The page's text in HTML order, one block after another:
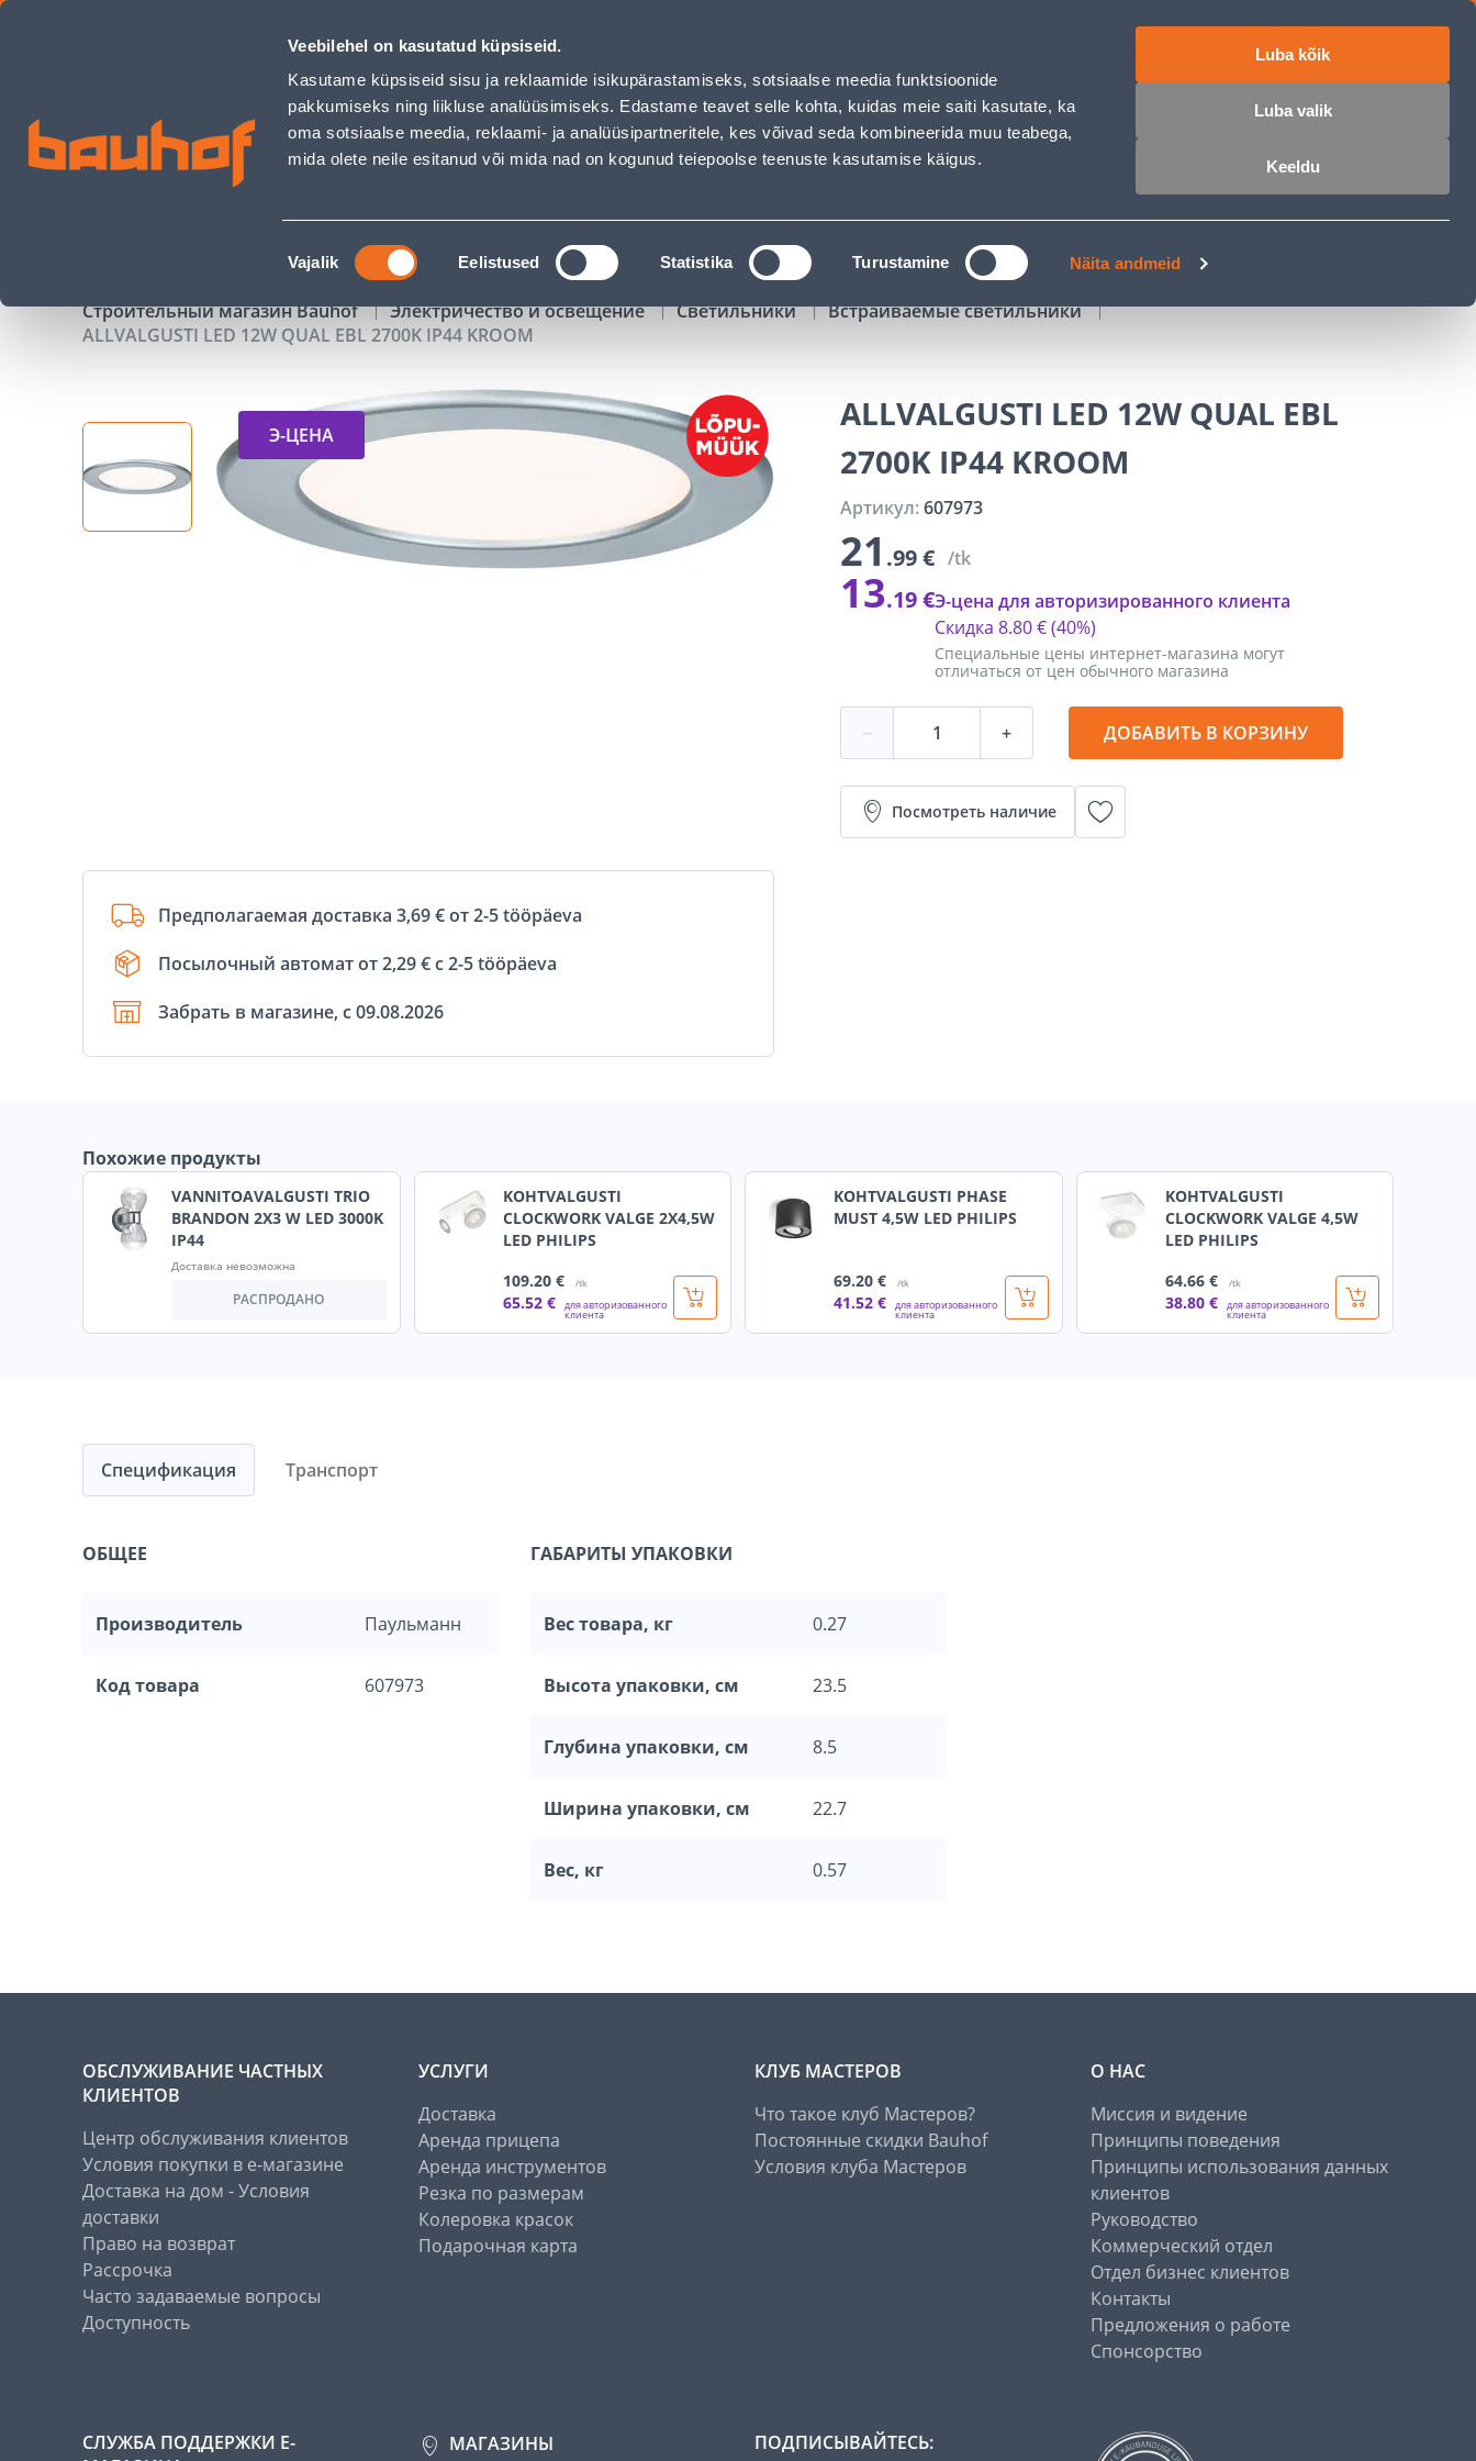
Veebilehel on kasutatud küpsiseid.
Kasutame küpsiseid sisu ja reklaamide isikupärastamiseks, sotsiaalse meedia funktsioonide
pakkumiseks ning liikluse analüüsimiseks. Edastame teavet selle kohta, kuidas meie saiti kasutate, ka
oma sotsiaalse meedia, reklaami- ja analüüsipartneritele, kes võivad seda kombineerida muu teabega,
mida olete neile esitanud või mida nad on kogunud teiepoolse teenuste kasutamise käigus.
Nõusoleku
valik
Vajalik Eelistused Statistika Turustamine Näita andmeid
Luba kõik
Luba valik
Keeldu
ALLVALGUSTI LED 12W QUAL EBL 2700K IP44 KROOM - Bauhof has loaded
Обслуживание бизнес-клиентов Обслуживание частных клиентов Услуги Предложения о работе
ПОИСК
АКЦИИ КАТАЛОГИ АРЕНДА ИНСТРУМЕНТОВ РАССРОЧКА
Строительный магазин Bauhof Электричество и освещение Светильники
Встраиваемые светильники
ALLVALGUSTI LED 12W QUAL EBL 2700K IP44 KROOM
Э-ЦЕНА
Предполагаемая доставка 3,69 € от 2-5 tööpäeva
Посылочный автомат от 2,29 € с 2-5 tööpäeva
Забрать в магазине, с 09.08.2026
ALLVALGUSTI LED 12W QUAL EBL
2700K IP44 KROOM
Артикул:607973
21 .99 € /tk
13.19 €
Специальные цены интернет-магазина могут
отличаться от цен обычного магазина
Скидка 8.80 €(40%)
Э-цена для авторизированного клиента
− + ДОБАВИТЬ В КОРЗИНУ
Посмотреть наличие
Похожие продукты
VANNITOAVALGUSTI TRIO
BRANDON 2X3 W LED 3000K
IP44
Доставка невозможна
РАСПРОДАНО
KOHTVALGUSTI
CLOCKWORK VALGE 2X4,5W
LED PHILIPS
109.20 € /tk
65.52 € для авторизованного
клиента
KOHTVALGUSTI PHASE
MUST 4,5W LED PHILIPS
69.20 € /tk
41.52 € для авторизованного
клиента
KOHTVALGUSTI
CLOCKWORK VALGE 4,5W
LED PHILIPS
64.66 € /tk
38.80 € для авторизованного
клиента
Спецификация
ОБЩЕЕ
Производитель Паульманн
Код товара 607973
ГАБАРИТЫ УПАКОВКИ
Вес товара, кг 0.27
Высота упаковки, см 23.5
Глубина упаковки, см 8.5
Ширина упаковки, см 22.7
Вес, кг 0.57
Транспорт
ОБСЛУЖИВАНИЕ ЧАСТНЫХ
КЛИЕНТОВ
Центр обслуживания клиентов
Условия покупки в е-магазине
Доставка на дом - Условия
доставки
Право на возврат
Рассрочка
Часто задаваемые вопросы
Доступность
УСЛУГИ
Доставка
Аренда прицепа
Аренда инструментов
Резка по размерам
Колеровка красок
Подарочная карта
КЛУБ МАСТЕРОВ
Что такое клуб Мастеров?
Постоянные скидки Bauhof
Условия клуба Мастеров
О НАС
Миссия и видение
Принципы поведения
Принципы использования данных
клиентов
Руководство
Коммерческий отдел
Отдел бизнес клиентов
Контакты
Предложения о работе
Спонсорство
СЛУЖБА ПОДДЕРЖКИ Е-
МАГАЗИНЫ
ПОДПИСЫВАЙТЕСЬ: